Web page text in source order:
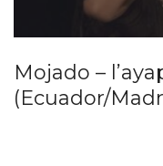
Mojado –
(Ecuador/